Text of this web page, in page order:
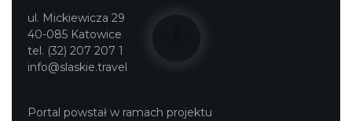
ul. Mickiewicza 29
40-085 Katowice
tel. (32) 207 207 1
info@slaskie.travel
Portal powstał w ramach projektu